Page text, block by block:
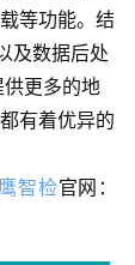
等功能。结
及数据后处
更多的地
有着优异的
智检官网：